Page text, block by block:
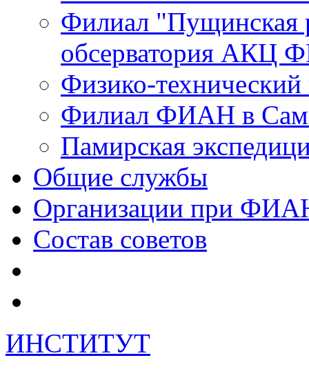
Филиал "Пущинская
обсерватория АКЦ
Физико-
Филиал ФИАН в
Памирская
Общие службы
Организации при
Состав советов
ИНСТИТУТ